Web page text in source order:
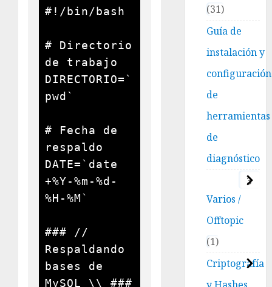
#!/bin/bash
# Directorio
de trabajo
DIRECTORIO=`
pwd`
# Fecha de
respaldo
DATE=`date
+%Y-%m-%d-
%H-%M`
### //
Respaldando
bases de
MySQL \\ ###
31
Guía de
instalación y
configuración
de
herramientas
de
diagnóstico
3
Varios /
Offtopic
1
Criptografía